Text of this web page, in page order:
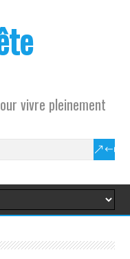
vivre pleinement